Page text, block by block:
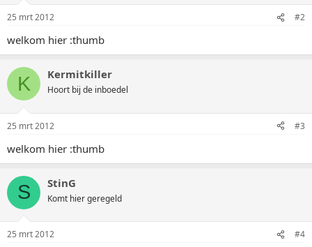
25 mrt 2012 #2
welkom hier :thumb
K Kermitkiller
Hoort bij de inboedel
25 mrt 2012 #3
welkom hier :thumb
S StinG
Komt hier geregeld
25 mrt 2012 #4